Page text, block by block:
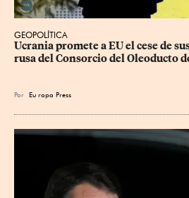
GEOPOLÍTICA
Ucrania promete a EU el cese de
rusa del Consorcio del Oleoducto
Por Eu ropa Press